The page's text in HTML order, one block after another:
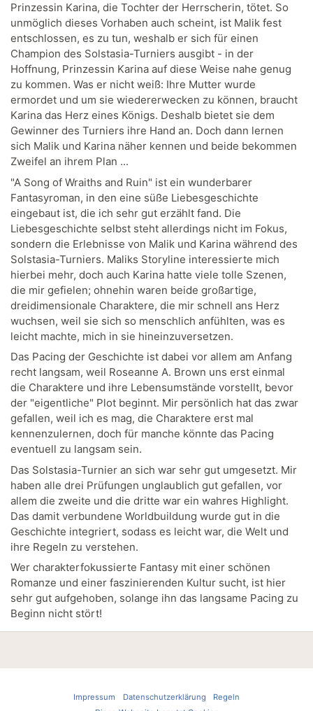
Prinzessin Karina, die Tochter der Herrscherin, tötet. So
unmöglich dieses Vorhaben auch scheint, ist Malik fest
entschlossen, es zu tun, weshalb er sich für einen
Champion des Solstasia-Turniers ausgibt - in der
Hoffnung, Prinzessin Karina auf diese Weise nahe genug
zu kommen. Was er nicht weiß: Ihre Mutter wurde
ermordet und um sie wiedererwecken zu können, braucht
Karina das Herz eines Königs. Deshalb bietet sie dem
Gewinner des Turniers ihre Hand an. Doch dann lernen
sich Malik und Karina näher kennen und beide bekommen
Zweifel an ihrem Plan ...
"A Song of Wraiths and Ruin" ist ein wunderbarer
Fantasyroman, in den eine süße Liebesgeschichte
eingebaut ist, die ich sehr gut erzählt fand. Die
Liebesgeschichte selbst steht allerdings nicht im Fokus,
sondern die Erlebnisse von Malik und Karina während des
Solstasia-Turniers. Maliks Storyline interessierte mich
hierbei mehr, doch auch Karina hatte viele tolle Szenen,
die mir gefielen; ohnehin waren beide großartige,
dreidimensionale Charaktere, die mir schnell ans Herz
wuchsen, weil sie sich so menschlich anfühlten, was es
leicht machte, mich in sie hineinzuversetzen.
Das Pacing der Geschichte ist dabei vor allem am Anfang
recht langsam, weil Roseanne A. Brown uns erst einmal
die Charaktere und ihre Lebensumstände vorstellt, bevor
der "eigentliche" Plot beginnt. Mir persönlich hat das zwar
gefallen, weil ich es mag, die Charaktere erst mal
kennenzulernen, doch für manche könnte das Pacing
eventuell zu langsam sein.
Das Solstasia-Turnier an sich war sehr gut umgesetzt. Mir
haben alle drei Prüfungen unglaublich gut gefallen, vor
allem die zweite und die dritte war ein wahres Highlight.
Das damit verbundene Worldbuildung wurde gut in die
Geschichte integriert, sodass es leicht war, die Welt und
ihre Regeln zu verstehen.
Wer charakterfokussierte Fantasy mit einer schönen
Romanze und einer faszinierenden Kultur sucht, ist hier
sehr gut aufgehoben, solange ihn das langsame Pacing zu
Beginn nicht stört!
Impressum Datenschutzerklärung
Regeln